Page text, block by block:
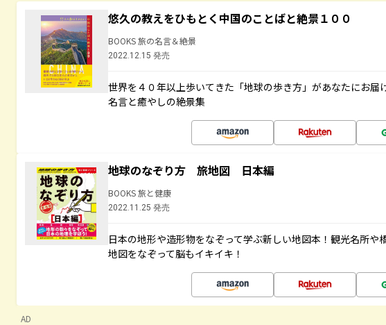
悠久の教えをひもとく中国のことばと絶景１００
BOOKS 旅の名言＆絶景
2022.12.15 発売
世界を４０年以上歩いてきた「地球の歩き方」があなたにお届
名言と癒やしの絶景集
地球のなぞり方 旅地図 日本編
BOOKS 旅と健康
2022.11.25 発売
日本の地形や造形物をなぞって学ぶ新しい地図本！観光名所や
地図をなぞって脳もイキイキ！
AD